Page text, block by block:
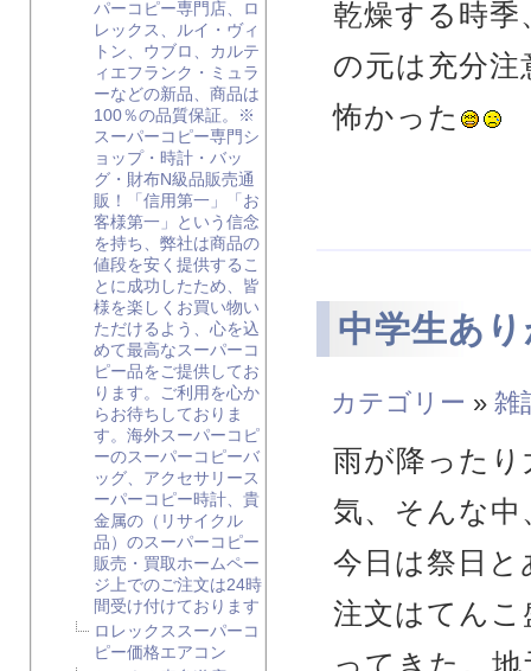
乾燥する時
の元は充分
怖かった
中学生あ
カテゴリー » 雑
雨が降った
気、そんな
今日は祭日
注文はてんこ
パーコピー専門店、ロ
レックス、ルイ・ヴィ
トン、ウブロ、カルテ
ィエフランク・ミュラ
ーなどの新品、商品は
100％の品質保証。※
スーパーコピー専門シ
ョップ・時計・バッ
グ・財布N級品販売通
販！「信用第一」「お
客様第一」という信念
を持ち、弊社は商品の
値段を安く提供するこ
とに成功したため、皆
様を楽しくお買い物い
ただけるよう、心を込
めて最高なスーパーコ
ピー品をご提供してお
ります。ご利用を心か
らお待ちしておりま
す。海外スーパーコピ
ーのスーパーコピーバ
ッグ、アクセサリース
ーパーコピー時計、貴
金属の（リサイクル
品）のスーパーコピー
販売・買取ホームペー
ジ上でのご注文は24時
間受け付けております
ロレックススーパーコ
ピー価格エアコン